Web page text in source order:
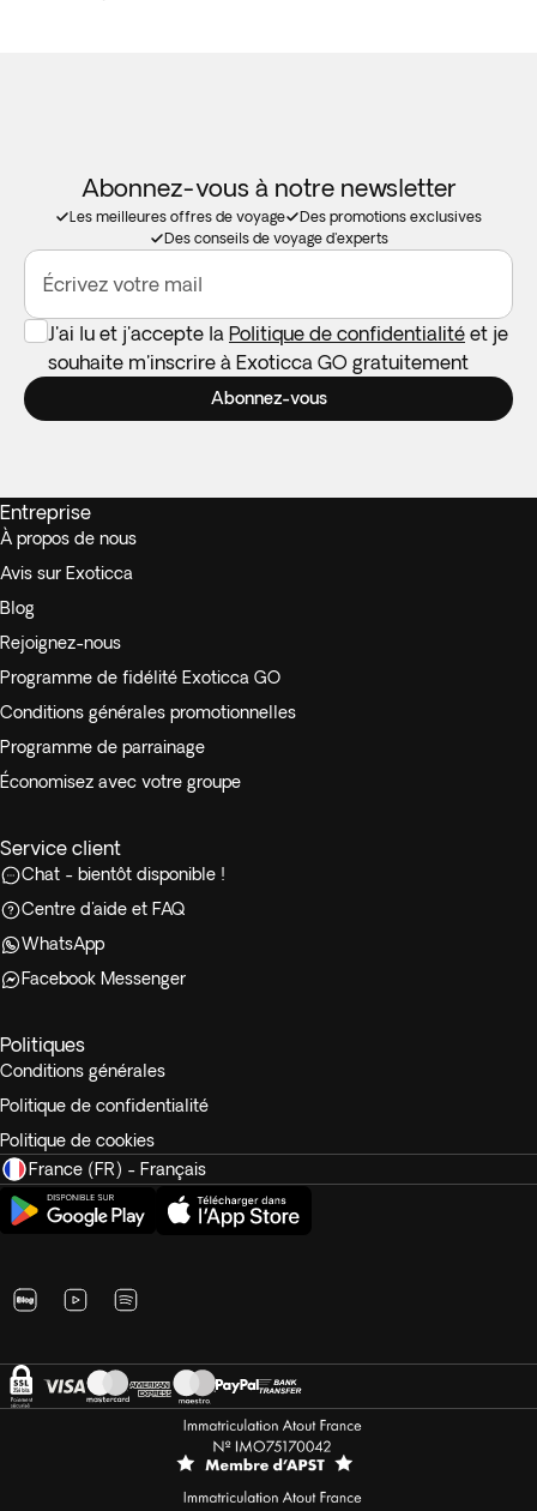
Abonnez-vous à notre newsletter
Les meilleures offres de voyage
Des promotions exclusives
Des conseils de voyage d'experts
Écrivez votre mail
J'ai lu et j'accepte la Politique de confidentialité et je
souhaite m'inscrire à Exoticca GO gratuitement
Abonnez-vous
Entreprise
À propos de nous
Avis sur Exoticca
Blog
Rejoignez-nous
Programme de fidélité Exoticca GO
Conditions générales promotionnelles
Programme de parrainage
Économisez avec votre groupe
Service client
Chat - bientôt disponible !
Centre d'aide et FAQ
WhatsApp
Facebook Messenger
Politiques
Conditions générales
Politique de confidentialité
Politique de cookies
France (FR) - Français